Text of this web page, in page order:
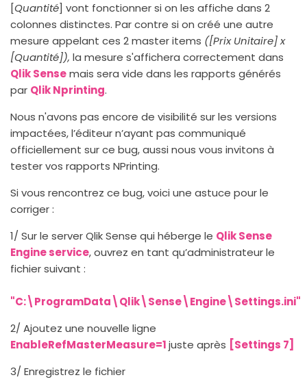
[Quantité] vont fonctionner si on les affiche dans 2
colonnes distinctes. Par contre si on créé une autre
mesure appelant ces 2 master items ([Prix Unitaire] x
[Quantité]), la mesure s'affichera correctement dans
Qlik Sensemais sera vide dans les rapports générés
par Qlik Nprinting.
Nous n'avons pas encore de visibilité sur les versions
impactées, l’éditeur n’ayant pas communiqué
officiellement sur ce bug, aussi nous vous invitons à
tester vos rapports NPrinting.
Si vous rencontrez ce bug, voici une astuce pour le
corriger :
1/ Sur le server Qlik Sense qui héberge le Qlik Sense
Engine service, ouvrez en tant qu’administrateur le
fichier suivant :
"C:\ProgramData\Qlik\Sense\Engine\Settings.ini"
2/ Ajoutez une nouvelle ligne
EnableRefMasterMeasure=1juste après [Settings 7]
3/ Enregistrez le fichier